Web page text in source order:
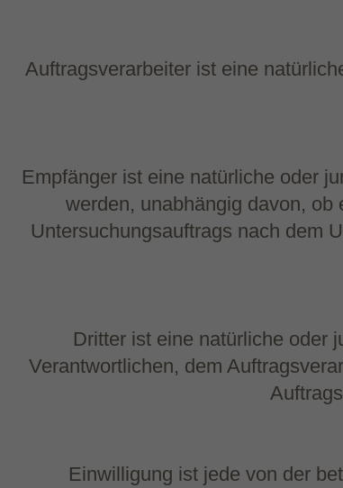
Auftragsverarbeiter ist eine
Empfänger ist eine natürliche oder
werden, unabhängig davon,
Untersuchungsauftrags nach dem
Dritter ist eine natürliche oder
Verantwortlichen, dem
Einwilligung ist jede von der